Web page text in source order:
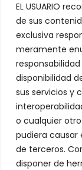
EL USUARIO
de sus
exclusiva
meramente
disponibilidad
sus servicios y
o cualquier
pudiera causar
de terceros.
disponer de